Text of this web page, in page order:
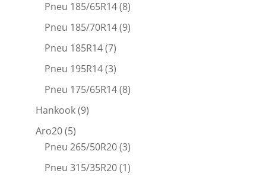
Pneu 185/65R14(8)
Pneu 185/70R14(9)
Pneu 185R14(7)
Pneu 195R14(3)
Pneu 175/65R14(8)
Hankook(9)
Aro20(5)
Pneu 265/50R20(3)
Pneu 315/35R20(1)